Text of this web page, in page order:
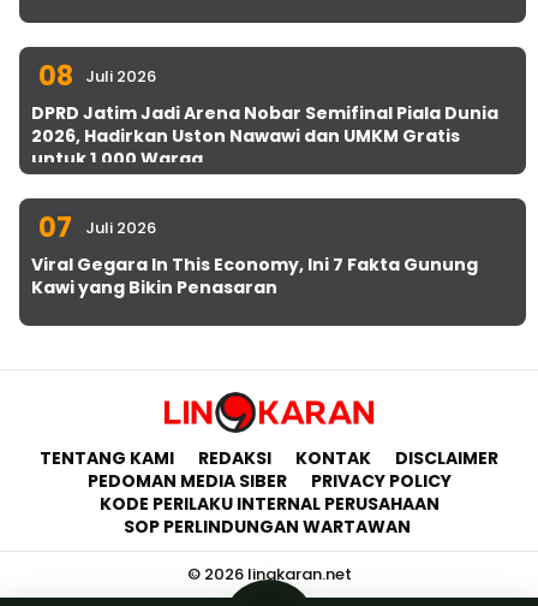
08 Juli 2026
DPRD Jatim Jadi Arena Nobar Semifinal Piala Dunia
2026, Hadirkan Uston Nawawi dan UMKM Gratis
untuk 1.000 Warga
07 Juli 2026
Viral Gegara In This Economy, Ini 7 Fakta Gunung
Kawi yang Bikin Penasaran
TENTANG KAMI REDAKSI KONTAK
DISCLAIMER
PEDOMAN MEDIA SIBER
PRIVACY POLICY
KODE PERILAKU INTERNAL PERUSAHAAN
SOP PERLINDUNGAN WARTAWAN
© 2026 lingkaran.net